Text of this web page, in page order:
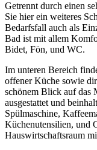
Getrennt durch einen
Sie hier ein weiteres
Bedarfsfall auch als
Bad ist mit allem
Bidet, Fön, und WC.
Im unteren Bereich
offener Küche sowie
schönem Blick auf das
ausgestattet und
Spülmaschine,
Küchenutensilien, und
Hauswirtschaftsraum